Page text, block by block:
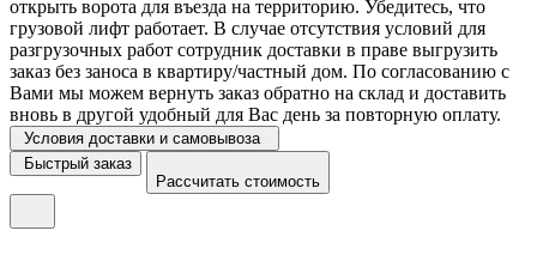
открыть ворота для въезда на территорию. Убедитесь, что
грузовой лифт работает. В случае отсутствия условий для
разгрузочных работ сотрудник доставки в праве выгрузить
заказ без заноса в квартиру/частный дом. По согласованию с
Вами мы можем вернуть заказ обратно на склад и доставить
вновь в другой удобный для Вас день за повторную оплату.
Условия доставки и самовывоза
Быстрый заказ
Рассчитать стоимость